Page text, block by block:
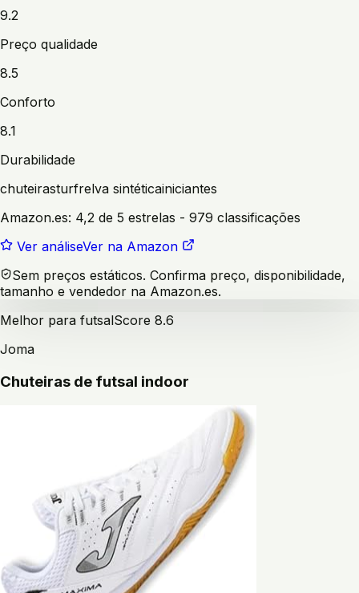
9.2
Preço qualidade
8.5
Conforto
8.1
Durabilidade
chuteirasturfrelva sintéticainiciantes
Amazon.es: 4,2 de 5 estrelas - 979 classificações
Ver análiseVer na Amazon
Sem preços estáticos. Confirma preço, disponibilidade,
tamanho e vendedor na Amazon.es.
Melhor para futsalScore 8.6
Joma
Chuteiras de futsal indoor